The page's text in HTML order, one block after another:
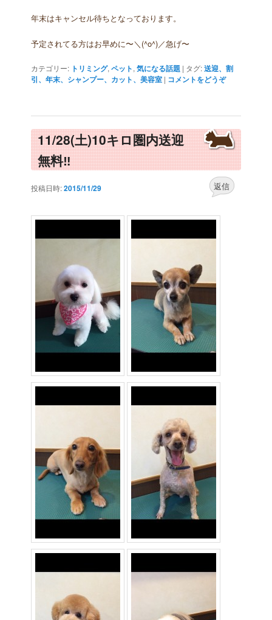
年末はキャンセル待ちとなっております。
予定されてる方はお早めに〜＼(^o^)／急げ〜
カテゴリー: トリミング, ペット, 気になる話題 | タグ:送迎、割
引、年末、シャンプー、カット、美容室 | コメントをどうぞ
11/28(土)10キロ圏内送迎
無料‼︎
投稿日時:2015/11/29 返信